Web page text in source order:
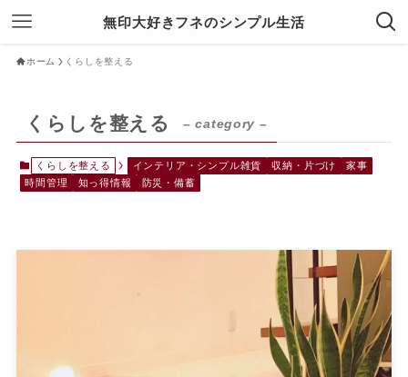
無印大好きフネのシンプル生活
ホーム くらしを整える
くらしを整える – category –
くらしを整える インテリア・シンプル雑貨 収納・片づけ
家事
時間管理
知っ得情報 防災・備蓄